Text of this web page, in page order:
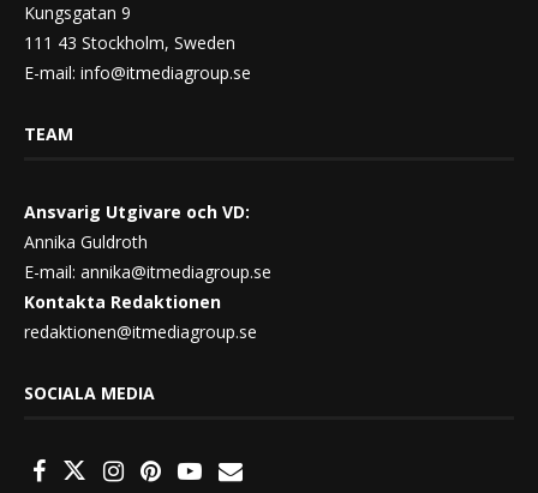
Kungsgatan 9
111 43 Stockholm, Sweden
E-mail: info@itmediagroup.se
TEAM
Ansvarig Utgivare och VD:
Annika Guldroth
E-mail: annika@itmediagroup.se
Kontakta Redaktionen
redaktionen@itmediagroup.se
SOCIALA MEDIA